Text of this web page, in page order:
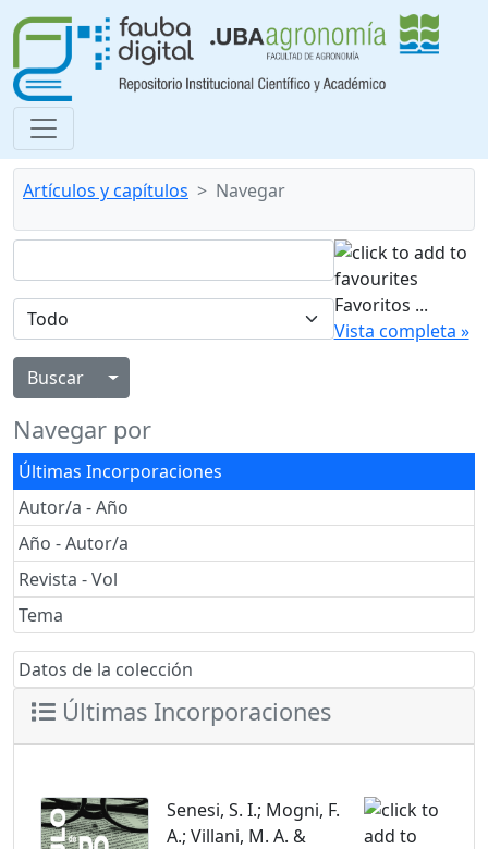
Artículos y capítulos Navegar
Alternar menú desplegable
Favoritos ...
Vista completa »
Navegar por
Últimas Incorporaciones
Autor/a - Año
Año - Autor/a
Revista - Vol
Tema
Datos de la colección
Últimas Incorporaciones
Senesi, S. I.; Mogni, F.
A.; Villani, M. A. &